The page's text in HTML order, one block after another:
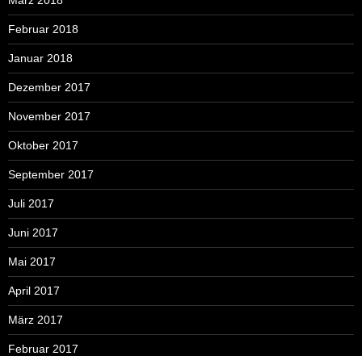
Februar 2018
Januar 2018
Dezember 2017
November 2017
Oktober 2017
September 2017
Juli 2017
Juni 2017
Mai 2017
April 2017
März 2017
Februar 2017